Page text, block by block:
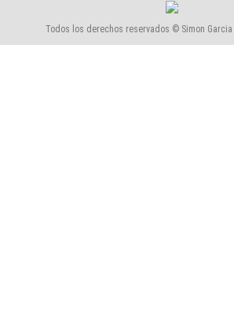
Todos los derechos reservados © Simon